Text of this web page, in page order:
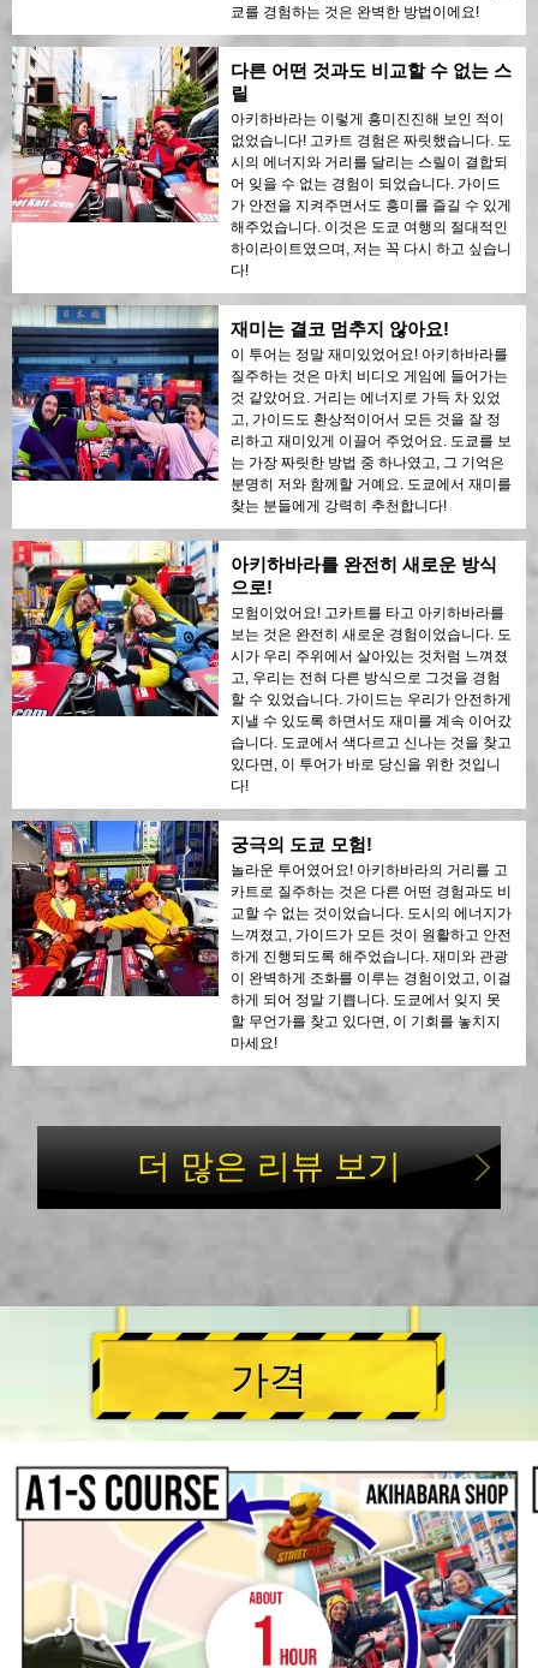
쿄를 경험하는 것은 완벽한 방법이에요!
다른 어떤 것과도 비교할 수 없는 스
릴
아키하바라는 이렇게 흥미진진해 보인 적이
없었습니다! 고카트 경험은 짜릿했습니다. 도
시의 에너지와 거리를 달리는 스릴이 결합되
어 잊을 수 없는 경험이 되었습니다. 가이드
가 안전을 지켜주면서도 흥미를 즐길 수 있게
해주었습니다. 이것은 도쿄 여행의 절대적인
하이라이트였으며, 저는 꼭 다시 하고 싶습니
다!
재미는 결코 멈추지 않아요!
이 투어는 정말 재미있었어요! 아키하바라를
질주하는 것은 마치 비디오 게임에 들어가는
것 같았어요. 거리는 에너지로 가득 차 있었
고, 가이드도 환상적이어서 모든 것을 잘 정
리하고 재미있게 이끌어 주었어요. 도쿄를 보
는 가장 짜릿한 방법 중 하나였고, 그 기억은
분명히 저와 함께할 거예요. 도쿄에서 재미를
찾는 분들에게 강력히 추천합니다!
아키하바라를 완전히 새로운 방식
으로!
모험이었어요! 고카트를 타고 아키하바라를
보는 것은 완전히 새로운 경험이었습니다. 도
시가 우리 주위에서 살아있는 것처럼 느껴졌
고, 우리는 전혀 다른 방식으로 그것을 경험
할 수 있었습니다. 가이드는 우리가 안전하게
지낼 수 있도록 하면서도 재미를 계속 이어갔
습니다. 도쿄에서 색다르고 신나는 것을 찾고
있다면, 이 투어가 바로 당신을 위한 것입니
다!
궁극의 도쿄 모험!
놀라운 투어였어요! 아키하바라의 거리를 고
카트로 질주하는 것은 다른 어떤 경험과도 비
교할 수 없는 것이었습니다. 도시의 에너지가
느껴졌고, 가이드가 모든 것이 원활하고 안전
하게 진행되도록 해주었습니다. 재미와 관광
이 완벽하게 조화를 이루는 경험이었고, 이걸
하게 되어 정말 기쁩니다. 도쿄에서 잊지 못
할 무언가를 찾고 있다면, 이 기회를 놓치지
마세요!
더 많은 리뷰 보기
가격